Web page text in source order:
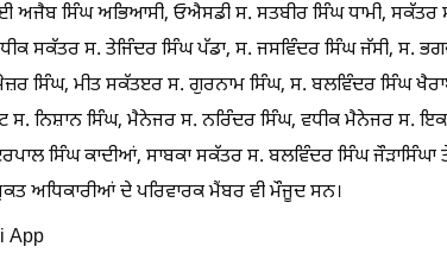
ਅਜੈਬ ਸਿੰਘ ਅਭਿਆਸੀ, ਓਐਸਡੀ ਸ. ਸਤਬੀਰ ਸਿੰਘ ਧਾਮੀ, ਸਕੱਤਰ
ਸਕੱਤਰ ਸ. ਤੇਜਿੰਦਰ ਸਿੰਘ ਪੱਡਾ, ਸ. ਜਸਵਿੰਦਰ ਸਿੰਘ ਜੱਸੀ, ਸ.
ਸਿੰਘ, ਮੀਤ ਸਕੱਤੲਰ ਸ. ਗੁਰਨਾਮ ਸਿੰਘ, ਸ. ਬਲਵਿੰਦਰ ਸਿੰਘ
ਸ. ਨਿਸ਼ਾਨ ਸਿੰਘ, ਮੈਨੇਜਰ ਸ. ਨਰਿੰਦਰ ਸਿੰਘ, ਵਧੀਕ ਮੈਨੇਜਰ ਸ.
ਸਿੰਘ ਕਾਦੀਆਂ, ਸਾਬਕਾ ਸਕੱਤਰ ਸ. ਬਲਵਿੰਦਰ ਸਿੰਘ ਜੌੜਾਸਿੰਘਾ
ਅਧਿਕਾਰੀਆਂ ਦੇ ਪਰਿਵਾਰਕ ਮੈਂਬਰ ਵੀ ਮੌਜੂਦ ਸਨ।
App